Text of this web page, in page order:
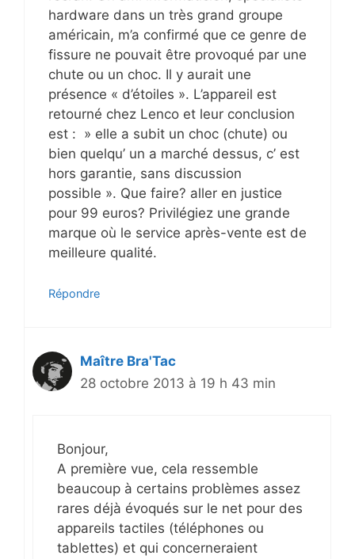
hardware dans un très grand groupe
américain, m’a confirmé que ce genre de
fissure ne pouvait être provoqué par une
chute ou un choc. Il y aurait une
présence « d’étoiles ». L’appareil est
retourné chez Lenco et leur conclusion
est : » elle a subit un choc (chute) ou
bien quelqu’ un a marché dessus, c’ est
hors garantie, sans discussion
possible ». Que faire? aller en justice
pour 99 euros? Privilégiez une grande
marque où le service après-vente est de
meilleure qualité.
Répondre
Maître Bra'Tac
28 octobre 2013 à 19 h 43 min
Bonjour,
A première vue, cela ressemble
beaucoup à certains problèmes assez
rares déjà évoqués sur le net pour des
appareils tactiles (téléphones ou
tablettes) et qui concerneraient